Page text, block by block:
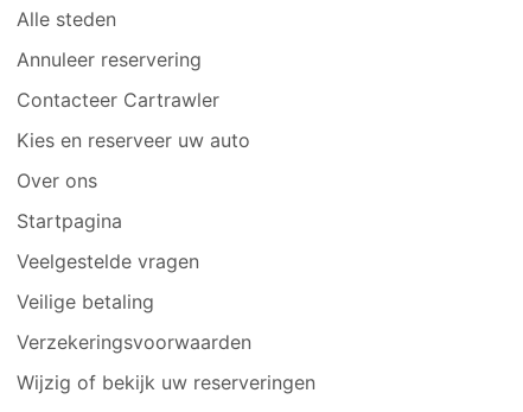
Alle steden
Annuleer reservering
Contacteer Cartrawler
Kies en reserveer uw auto
Over ons
Startpagina
Veelgestelde vragen
Veilige betaling
Verzekeringsvoorwaarden
Wijzig of bekijk uw reserveringen